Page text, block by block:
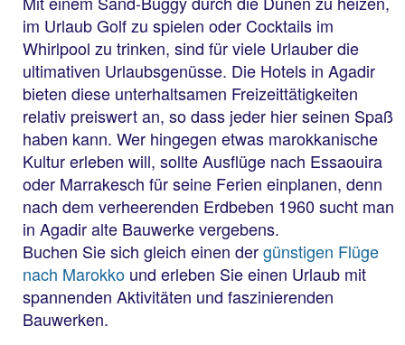
im Urlaub Golf zu spielen oder Cocktails im
Whirlpool zu trinken, sind für viele Urlauber die
ultimativen Urlaubsgenüsse. Die Hotels in Agadir
bieten diese unterhaltsamen Freizeittätigkeiten
relativ preiswert an, so dass jeder hier seinen Spaß
haben kann. Wer hingegen etwas marokkanische
Kultur erleben will, sollte Ausflüge nach Essaouira
oder Marrakesch für seine Ferien einplanen, denn
nach dem verheerenden Erdbeben 1960 sucht man
in Agadir alte Bauwerke vergebens.
Buchen Sie sich gleich einen dergünstigen Flüge
nach Marokko und erleben Sie einen Urlaub mit
spannenden Aktivitäten und faszinierenden
Bauwerken.